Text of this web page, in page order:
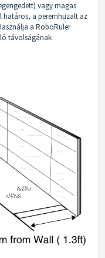
vagy magas
határos, a peremhuzalt az
a RoboRuler
távolságának